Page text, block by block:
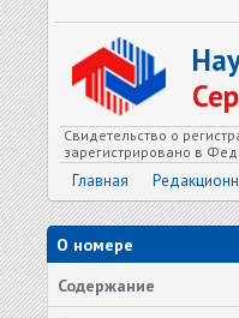
Свидетельство о
зарегистрировано в
Главная
О номере
Содержание